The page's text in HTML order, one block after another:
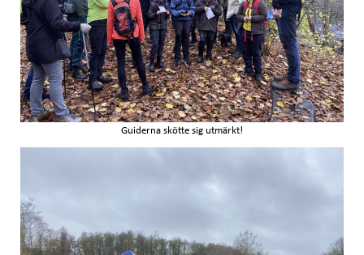
Guiderna skötte sig utmärkt!